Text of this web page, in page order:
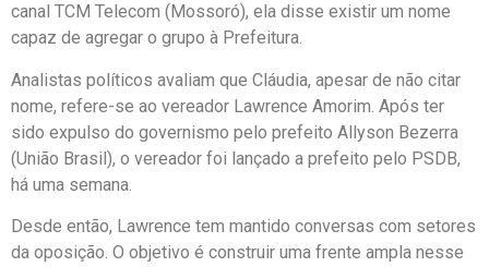
canal TCM Telecom (Mossoró), ela disse existir um nome
capaz de agregar o grupo à Prefeitura.
Analistas políticos avaliam que Cláudia, apesar de não citar
nome, refere-se ao vereador Lawrence Amorim. Após ter
sido expulso do governismo pelo prefeito Allyson Bezerra
(União Brasil), o vereador foi lançado a prefeito pelo PSDB,
há uma semana.
Desde então, Lawrence tem mantido conversas com setores
da oposição. O objetivo é construir uma frente ampla nesse